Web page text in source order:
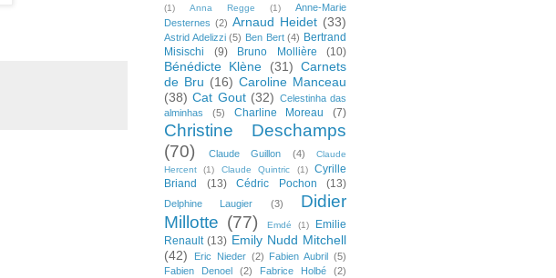
(1)
Anna Regge (1)
Anne-Marie
Desternes (2) Arnaud Heidet (33)
Astrid Adelizzi (5) Ben Bert (4) Bertrand
Misischi
(9) Bruno Mollière (10)
Bénédicte Klène (31) Carnets
de Bru (16) Caroline Manceau
(38) Cat Gout (32) Celestinha das
alminhas
(5) Charline Moreau (7)
Christine Deschamps
(70)
Claude Guillon (4)
Claude
Hercent
(1) Claude Quintric (1)
Cyrille
Briand
(13) Cédric Pochon (13)
Delphine Laugier (3)
Didier
Millotte (77) Emdé (1)
Emilie
Renault (13) Emily Nudd Mitchell
(42)
Eric Nieder (2) Fabien Aubril (5)
Fabien Denoel
(2) Fabrice Holbé
(2)